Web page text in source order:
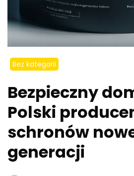
Bez kategorii
Bezpieczny
Polski
schronów
generacji